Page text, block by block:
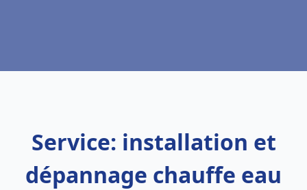
Service: installation et
dépannage chauffe eau